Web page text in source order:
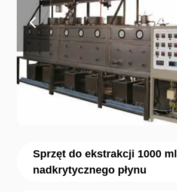
Sprzęt do ekstrakcji 1000 ml
nadkrytycznego płynu